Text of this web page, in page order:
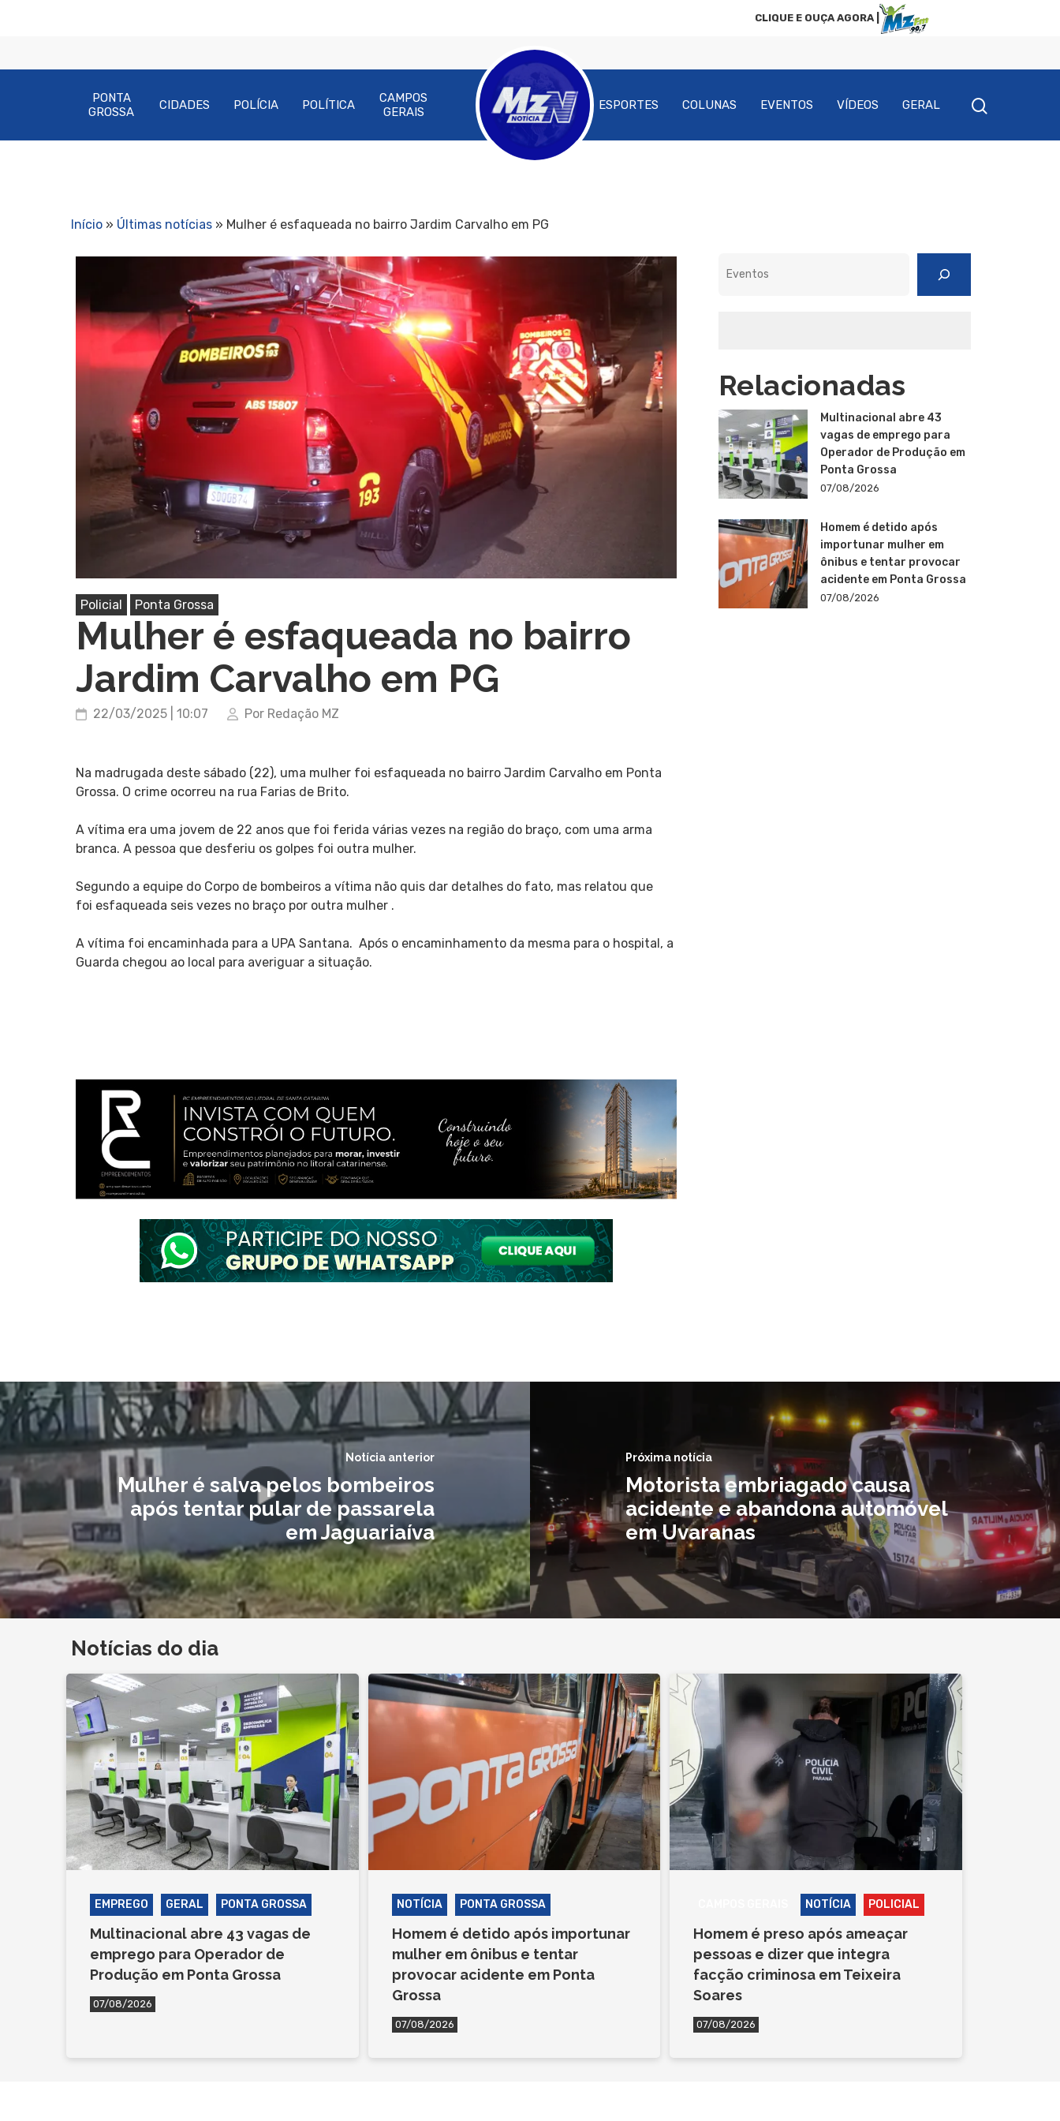
CLIQUE E OUÇA AGORA |
Pressione Enter para pesquisar ou ESC para fechar
PONTA
GROSSA
CIDADES POLÍCIA POLÍTICA
CAMPOS
GERAIS
ESPORTES COLUNAS EVENTOS VÍDEOS GERAL
Início » Últimas notícias » Mulher é esfaqueada no bairro Jardim Carvalho em PG
Policial Ponta Grossa
Mulher é esfaqueada no bairro
Jardim Carvalho em PG
22/03/2025 | 10:07 Por Redação MZ
Na madrugada deste sábado (22), uma mulher foi esfaqueada no bairro Jardim Carvalho em Ponta
Grossa. O crime ocorreu na rua Farias de Brito.
A vítima era uma jovem de 22 anos que foi ferida várias vezes na região do braço, com uma arma
branca. A pessoa que desferiu os golpes foi outra mulher.
Segundo a equipe do Corpo de bombeiros a vítima não quis dar detalhes do fato, mas relatou que
foi esfaqueada seis vezes no braço por outra mulher .
A vítima foi encaminhada para a UPA Santana. Após o encaminhamento da mesma para o hospital, a
Guarda chegou ao local para averiguar a situação.
Relacionadas
Multinacional abre 43
vagas de emprego para
Operador de Produção em
Ponta Grossa
07/08/2026
Homem é detido após
importunar mulher em
ônibus e tentar provocar
acidente em Ponta Grossa
07/08/2026
Notícia anterior
Mulher é salva pelos bombeiros
após tentar pular de passarela
em Jaguariaíva
Próxima notícia
Motorista embriagado causa
acidente e abandona automóvel
em Uvaranas
Notícias do dia
EMPREGO GERAL PONTA GROSSA
Multinacional abre 43 vagas de
emprego para Operador de
Produção em Ponta Grossa
07/08/2026
NOTÍCIA PONTA GROSSA
Homem é detido após importunar
mulher em ônibus e tentar
provocar acidente em Ponta
Grossa
07/08/2026
NOTÍCIA POLICIAL
Homem é preso após ameaçar
pessoas e dizer que integra
facção criminosa em Teixeira
Soares
07/08/2026